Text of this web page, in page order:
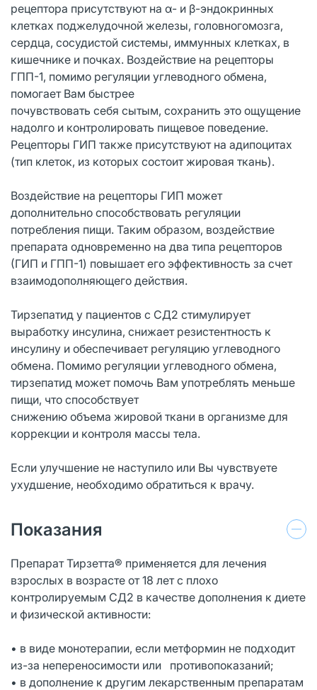
рецептора присутствуют на α- и β-эндокринных
клетках поджелудочной железы, головногомозга,
сердца, сосудистой системы, иммунных клетках, в
кишечнике и почках. Воздействие на рецепторы
ГПП-1, помимо регуляции углеводного обмена,
помогает Вам быстрее
почувствовать себя сытым, сохранить это ощущение
надолго и контролировать пищевое поведение.
Рецепторы ГИП также присутствуют на адипоцитах
(тип клеток, из которых состоит жировая ткань).
Воздействие на рецепторы ГИП может
дополнительно способствовать регуляции
потребления пищи. Таким образом, воздействие
препарата одновременно на два типа рецепторов
(ГИП и ГПП-1) повышает его эффективность за счет
взаимодополняющего действия.
Тирзепатид у пациентов с СД2 стимулирует
выработку инсулина, снижает резистентность к
инсулину и обеспечивает регуляцию углеводного
обмена. Помимо регуляции углеводного обмена,
тирзепатид может помочь Вам употреблять меньше
пищи, что способствует
снижению объема жировой ткани в организме для
коррекции и контроля массы тела.
Если улучшение не наступило или Вы чувствуете
ухудшение, необходимо обратиться к врачу.
Показания
Препарат Тирзетта® применяется для лечения
взрослых в возрасте от 18 лет с плохо
контролируемым СД2 в качестве дополнения к диете
и физической активности:
• в виде монотерапии, если метформин не подходит
из-за непереносимости или противопоказаний;
• в дополнение к другим лекарственным препаратам